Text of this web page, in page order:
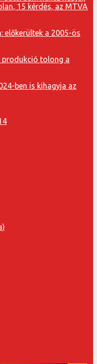
15 kérdés, az MTVA
előkerültek a 2005-ös
produkció tolong a
ben is kihagyja az